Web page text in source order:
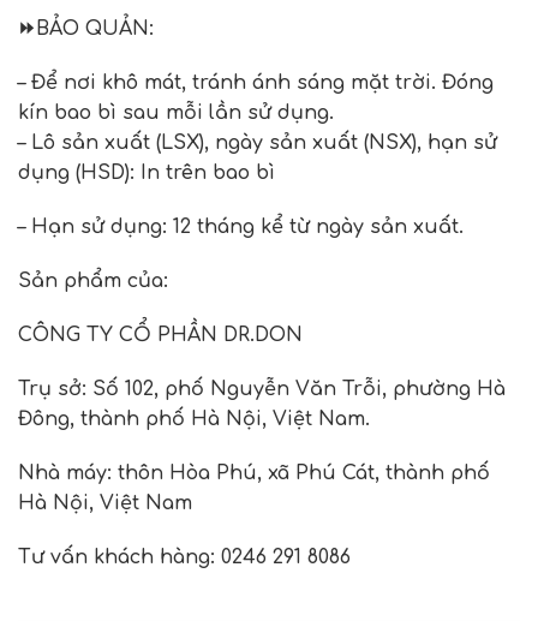
⏩BẢO QUẢN :
– Để nơi khô mát, tránh ánh sáng mặt trời. Đóng
kín bao bì sau mỗi lần sử dụng.
– Lô sản xuất (LSX), ngày sản xuất (NSX), hạn sử
dụng (HSD): In trên bao bì
– Hạn sử dụng: 12 tháng kể từ ngày sản xuất.
Sản phẩm của:
CÔNG TY CỔ PHẦN DR.DON
Trụ sở: Số 102, phố Nguyễn Văn Trỗi, phường Hà
Đông, thành phố Hà Nội, Việt Nam.
Nhà máy: thôn Hòa Phú, xã Phú Cát, thành phố
Hà Nội, Việt Nam
Tư vấn khách hàng: 0246 291 8086